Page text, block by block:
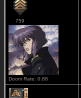
759
Doom Rate: 0.88
1